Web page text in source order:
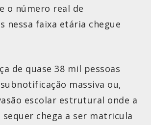
o número real de
nessa faixa etária chegue
de quase 38 mil pessoas
massiva ou,
escolar estrutural onde a
sequer chega a ser matricula